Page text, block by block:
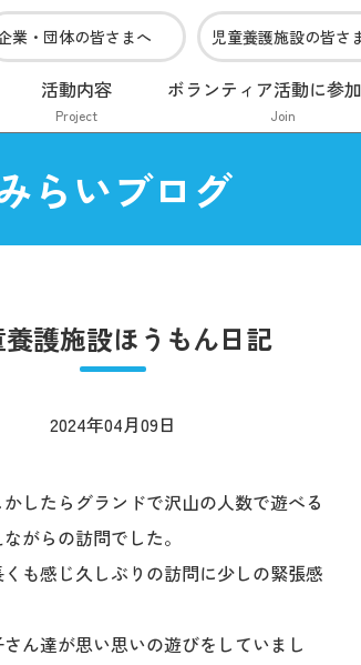
業・団体の皆さまへ 児童養護施設の皆さ
活動内容
Project
ボランティア活動に参
Join
らいブログ
護施設ほうもん日記
2024年04月09日
したらグランドで沢山の人数で遊べる
がらの訪問でした。
も感じ久しぶりの訪問に少しの緊張感
ん達が思い思いの遊びをしていまし